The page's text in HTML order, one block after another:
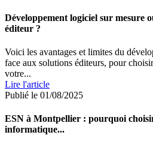
Développement logiciel sur mesure
éditeur ?
Voici les avantages et limites du
face aux solutions éditeurs, pour
votre...
Lire l'article
Publié le 01/08/2025
ESN à Montpellier : pourquoi
informatique...